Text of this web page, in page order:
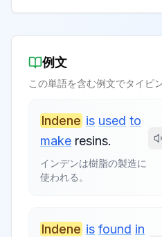
例文
この単語を含む例文でタイピ
Indene is used to
make resins.
インデンは樹脂の製造に
使われる。
Indene is found in